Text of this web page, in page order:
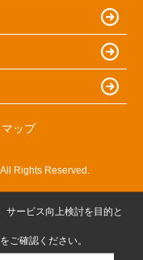
ップ
Rights Reserved.
サービス向上検討を目的と
をご確認ください。